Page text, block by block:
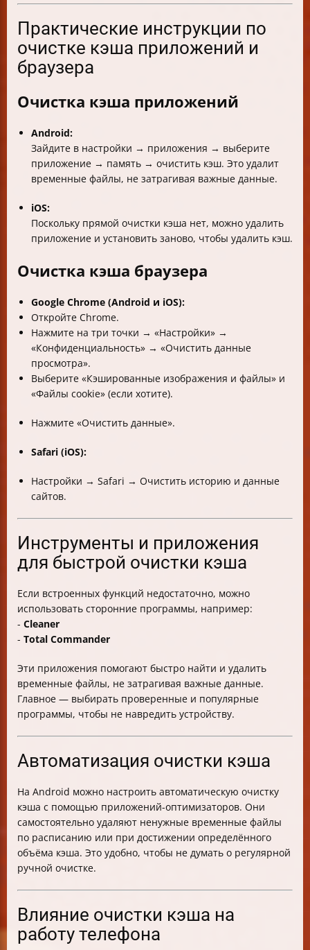
Практические инструкции по
очистке кэша приложений и
браузера
Очистка кэша приложений
Android:
Зайдите в настройки → приложения → выберите
приложение → память → очистить кэш. Это удалит
временные файлы, не затрагивая важные данные.
iOS:
Поскольку прямой очистки кэша нет, можно удалить
приложение и установить заново, чтобы удалить кэш.
Очистка кэша браузера
Google Chrome (Android и iOS):
Откройте Chrome.
Нажмите на три точки → «Настройки» →
«Конфиденциальность» → «Очистить данные
просмотра».
Выберите «Кэшированные изображения и файлы» и
«Файлы cookie» (если хотите).
Нажмите «Очистить данные».
Safari (iOS):
Настройки → Safari → Очистить историю и данные
сайтов.
Инструменты и приложения
для быстрой очистки кэша
Если встроенных функций недостаточно, можно
использовать сторонние программы, например:
- Cleaner
- Total Commander
Эти приложения помогают быстро найти и удалить
временные файлы, не затрагивая важные данные.
Главное — выбирать проверенные и популярные
программы, чтобы не навредить устройству.
Автоматизация очистки кэша
На Android можно настроить автоматическую очистку
кэша с помощью приложений-оптимизаторов. Они
самостоятельно удаляют ненужные временные файлы
по расписанию или при достижении определённого
объёма кэша. Это удобно, чтобы не думать о регулярной
ручной очистке.
Влияние очистки кэша на
работу телефона